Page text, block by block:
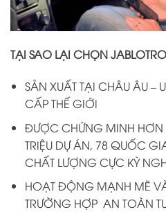
TẠI SAO LẠI CHỌN
SẢN XUẤT TẠI CHÂU ÂU –
CẤP THẾ GIỚI
ĐƯỢC CHỨNG MINH
TRIỆU DỰ ÁN, 78 QUỐC
CHẤT LƯỢNG CỰC KỲ
HOẠT ĐỘNG MẠNH MẼ
TRƯỜNG HỢP AN TOÀN